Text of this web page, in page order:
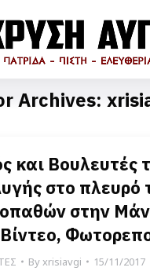
Archives:
και Βουλευτές
στο πλευρό
στην
Byxrisiavgi 15/11/2017